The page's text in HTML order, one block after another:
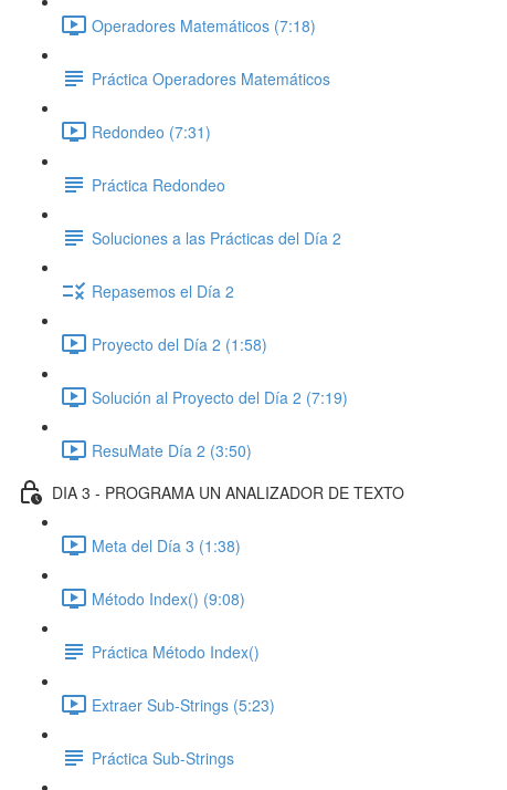
Operadores Matemáticos (7:18)
Práctica Operadores Matemáticos
Redondeo (7:31)
Práctica Redondeo
Soluciones a las Prácticas del Día 2
Repasemos el Día 2
Proyecto del Día 2 (1:58)
Solución al Proyecto del Día 2 (7:19)
ResuMate Día 2 (3:50)
DIA 3 - PROGRAMA UN ANALIZADOR DE TEXTO
Meta del Día 3 (1:38)
Método Index() (9:08)
Práctica Método Index()
Extraer Sub-Strings (5:23)
Práctica Sub-Strings